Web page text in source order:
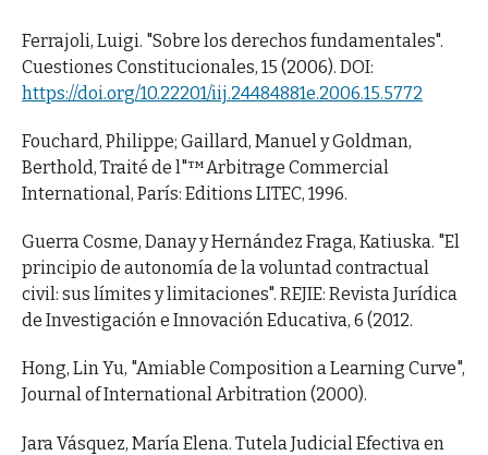
Ferrajoli, Luigi. "Sobre los derechos fundamentales".
Cuestiones Constitucionales, 15 (2006). DOI:
https://doi.org/10.22201/iij.24484881e.2006.15.5772
Fouchard, Philippe; Gaillard, Manuel y Goldman,
Berthold, Traité de l"™Arbitrage Commercial
International, París: Editions LITEC, 1996.
Guerra Cosme, Danay y Hernández Fraga, Katiuska. "El
principio de autonomía de la voluntad contractual
civil: sus límites y limitaciones". REJIE: Revista Jurídica
de Investigación e Innovación Educativa, 6 (2012.
Hong, Lin Yu, "Amiable Composition a Learning Curve",
Journal of International Arbitration (2000).
Jara Vásquez, María Elena. Tutela Judicial Efectiva en